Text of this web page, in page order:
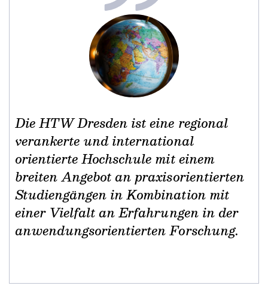
Die HTW Dresden ist eine regional
verankerte und international
orientierte Hochschule mit einem
breiten Angebot an praxisorientierten
Studiengängen in Kombination mit
einer Vielfalt an Erfahrungen in der
anwendungsorientierten Forschung.